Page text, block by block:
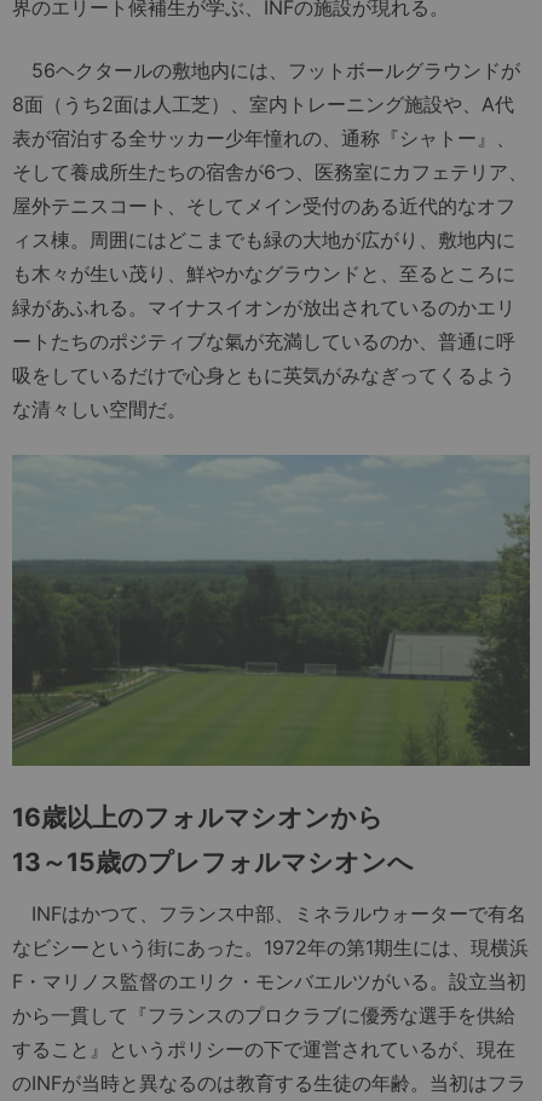
界のエリート候補生が学ぶ、INFの施設が現れる。
56ヘクタールの敷地内には、フットボールグラウンドが
8面（うち2面は人工芝）、室内トレーニング施設や、A代
表が宿泊する全サッカー少年憧れの、通称『シャトー』、
そして養成所生たちの宿舎が6つ、医務室にカフェテリア、
屋外テニスコート、そしてメイン受付のある近代的なオフ
ィス棟。周囲にはどこまでも緑の大地が広がり、敷地内に
も木々が生い茂り、鮮やかなグラウンドと、至るところに
緑があふれる。マイナスイオンが放出されているのかエリ
ートたちのポジティブな氣が充満しているのか、普通に呼
吸をしているだけで心身ともに英気がみなぎってくるよう
な清々しい空間だ。
16歳以上のフォルマシオンから
13～15歳のプレフォルマシオンへ
INFはかつて、フランス中部、ミネラルウォーターで有名
なビシーという街にあった。1972年の第1期生には、現横浜
F・マリノス監督のエリク・モンバエルツがいる。設立当初
から一貫して『フランスのプロクラブに優秀な選手を供給
すること』というポリシーの下で運営されているが、現在
のINFが当時と異なるのは教育する生徒の年齢。当初はフラ